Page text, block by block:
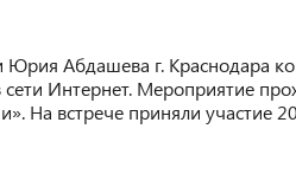
Абдашева г. Краснодара
Интернет. Мероприятие
На встрече приняли участие